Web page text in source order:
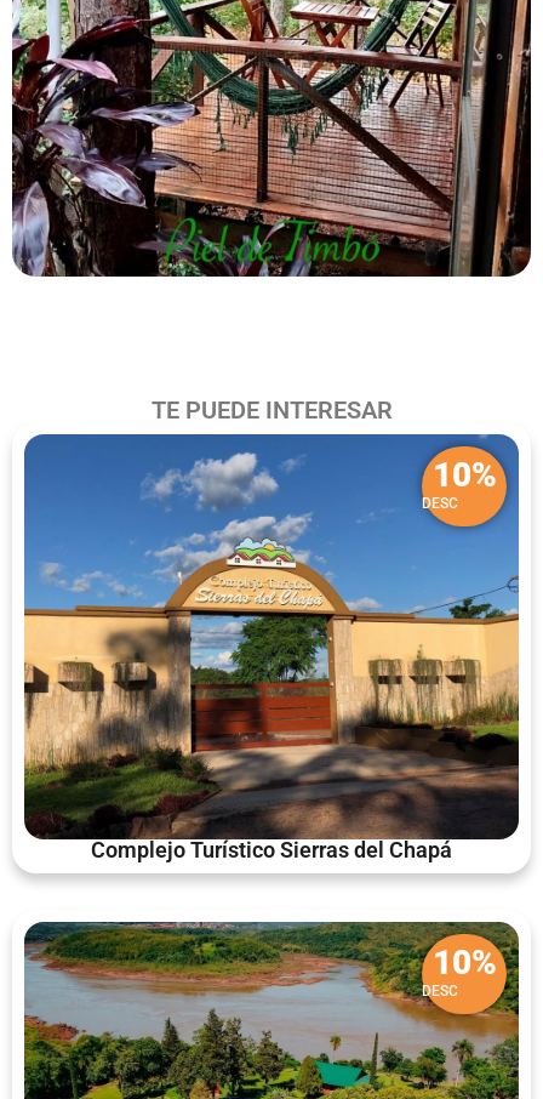
TE PUEDE INTERESAR
10%
DESC
Complejo Turístico Sierras del Chapá
10%
DESC